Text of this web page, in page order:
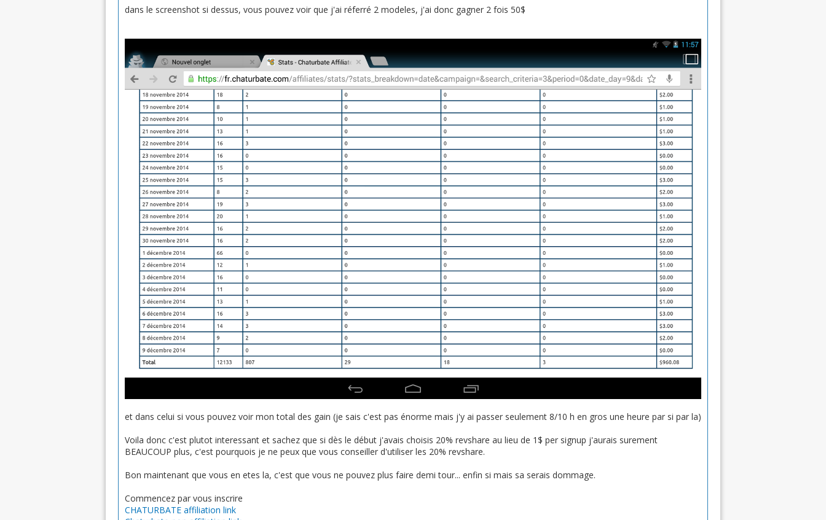
dans le screenshot si dessus, vous pouvez voir que j'ai réferré 2 modeles, j'ai donc gagner 2 fois 50$
et dans celui si vous pouvez voir mon total des gain (je sais c'est pas énorme mais j'y ai passer seulement 8/10 h en gros une heure par si par la)
Voila donc c'est plutot interessant et sachez que si dès le début j'avais choisis 20% revshare au lieu de 1$ per signup j'aurais surement
BEAUCOUP plus, c'est pourquois je ne peux que vous conseiller d'utiliser les 20% revshare.
Bon maintenant que vous en etes la, c'est que vous ne pouvez plus faire demi tour... enfin si mais sa serais dommage.
Commencez par vous inscrire
CHATURBATE affiliation link